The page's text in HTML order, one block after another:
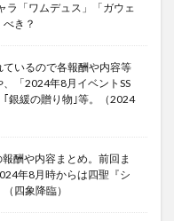
ラ「ワムデュス」「ガウェ
き？
ているので各報酬や内容等
「2024年8月イベントSS
銀緩の贈り物｣等。（2024
酬や内容まとめ。前回ま
年8月時からは四聖『シ
四象降臨）